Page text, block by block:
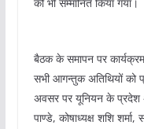
को भी सम्मानित किया गया।
बैठक के समापन पर
सभी आगन्तुक अतिथियों को
अवसर पर यूनियन के प्रदेश
पाण्डे, कोषाध्यक्ष शशि शर्मा,